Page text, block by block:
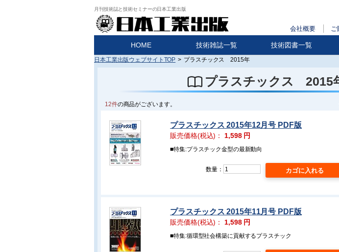
月刊技術誌と技術セミナーの日本工業出版
会社概要 ご
HOME 技術雑誌一覧 技術図書一覧
日本工業出版ウェブサイトTOP > プラスチックス 2015年
プラスチックス 2015
12件の商品がございます。
プラスチックス 2015年12月号 PDF版
販売価格(税込)： 1,598円
■特集:プラスチック金型の最新動向
数量：
プラスチックス 2015年11月号 PDF版
販売価格(税込)： 1,598円
■特集:循環型社会構築に貢献するプラスチック